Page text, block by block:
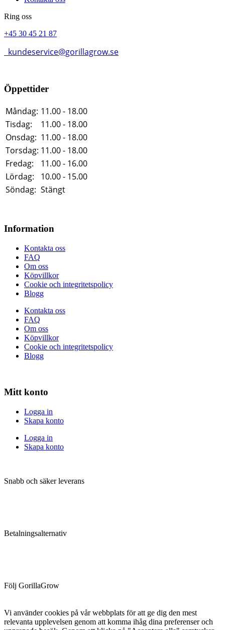
Ring oss
+45 30 45 21 87
kundeservice@gorillagrow.se
Öppettider
Måndag: 11.00 - 18.00
Tisdag:
11.00 - 18.00
Onsdag: 11.00 - 18.00
Torsdag: 11.00 - 18.00
Fredag:
11.00 - 16.00
Lördag:
10.00 - 15.00
Söndag: Stängt
Information
Kontakta oss
FAQ
Om oss
Köpvillkor
Cookie och integritetspolicy
Blogg
Kontakta oss
FAQ
Om oss
Köpvillkor
Cookie och integritetspolicy
Blogg
Mitt konto
Logga in
Skapa konto
Logga in
Skapa konto
Snabb och säker leverans
Betalningsalternativ
Följ GorillaGrow
Vi använder cookies på vår webbplats för att ge dig den mest
relevanta upplevelsen genom att komma ihåg dina preferenser och